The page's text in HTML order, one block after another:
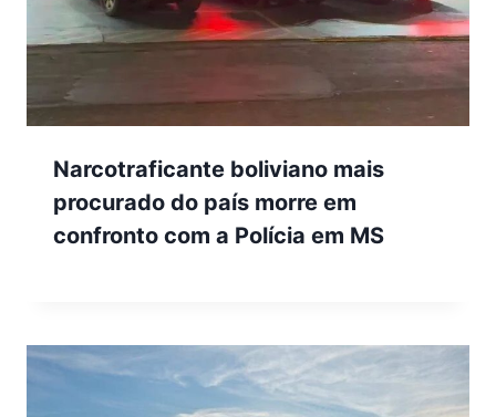
Narcotraficante boliviano mais
procurado do país morre em
confronto com a Polícia em MS